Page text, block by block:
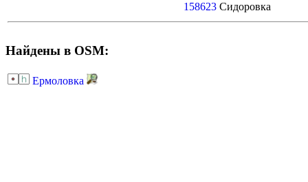
158623 Сидоровка
Найдены в OSM:
Ермоловка